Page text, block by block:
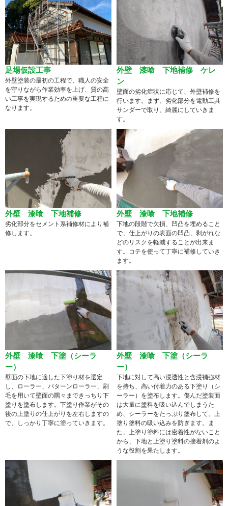
足場仮設工事
外壁塗装の最初の工程で、職人の安全
を守りながら作業効率を上げ、質の高
い工事を実現するための重要な工程に
なります。
外壁 漆喰 下地補修 ケレ
ン
壁面の劣化症状に応じて、外壁補修を
行います。まず、劣化部分を電動工具
サンダーで取り、綺麗にしていきま
す。
外壁 漆喰 下地補修
劣化部分をセメント系補修材により補
修します。
外壁 漆喰 下地補修
下地の段階で欠損、凹凸を埋めること
で、仕上がりの表面の凹凸、剥がれな
どのリスクを軽減することが出来ま
す。コテを使って丁寧に補修していき
ます。
外壁 漆喰 下塗（シーラ
ー）
壁面の下地に適した下塗り材を選定
し、ローラー、パターンローラー、刷
毛を用いて壁面の隅々まできっちり下
塗りを塗布します。下塗り作業がその
後の上塗りの仕上がりを左右しますの
で、しっかり丁寧に塗っていきます。
外壁 漆喰 下塗（シーラ
ー）
下地に対して高い浸透性と含浸補強材
を持ち、高い付着力のある下塗り（シ
ーラー）を塗布します。傷んだ塗装面
は大量に塗料を吸い込んでしまうた
め、シーラーをたっぷり塗布して、上
塗り塗料の吸い込みを防ぎます。ま
た、上塗り塗料には密着性がないこと
から、下地と上塗り塗料の接着剤のよ
うな役割を果たします。